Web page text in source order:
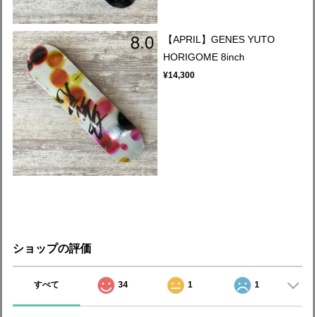
【APRIL】GENES YUTO
HORIGOME 8inch
¥14,300
ショップの評価
すべて 34 1 1